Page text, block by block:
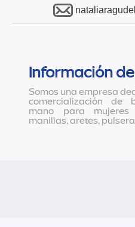
Información
Somos una empresa
comercialización de
mano para mujeres
manillas, aretes,